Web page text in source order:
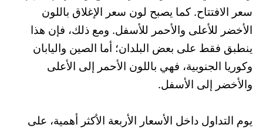
سعر الافتتاح. كما يصبح لون سعر الإغلاق باللون
الأخضر للأعلى والأحمر للأسفل. ومع ذلك، فإن هذا
ينطبق فقط على بعض البلدان؛ أما الصين واليابان
وكوريا الجنوبية، فهي باللون الأحمر إلى الأعلى
والأخضر إلى الأسفل.
يوم التداول داخل الأسعار الأربعة الأكثر أهمية، على